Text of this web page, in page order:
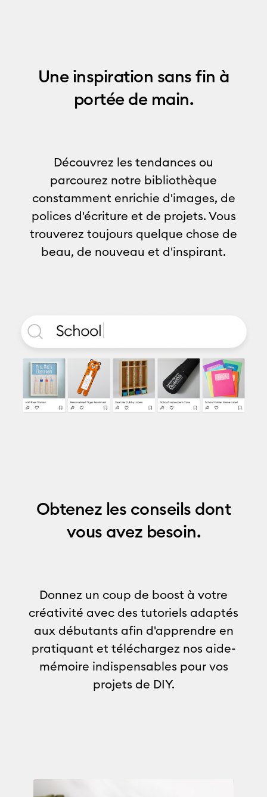
Une inspiration sans fin à
portée de main.
Découvrez les tendances ou
parcourez notre bibliothèque
constamment enrichie d'images, de
polices d'écriture et de projets. Vous
trouverez toujours quelque chose de
beau, de nouveau et d'inspirant.
Obtenez les conseils dont
vous avez besoin.
Donnez un coup de boost à votre
créativité avec des tutoriels adaptés
aux débutants afin d'apprendre en
pratiquant et téléchargez nos aide-
mémoire indispensables pour vos
projets de DIY.